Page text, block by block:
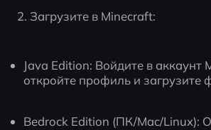
2. Загрузите в Minecraft:
Java Edition: Войдите в аккаунт
откройте профиль и загрузите
Bedrock Edition (ПК/Mac/Linux):